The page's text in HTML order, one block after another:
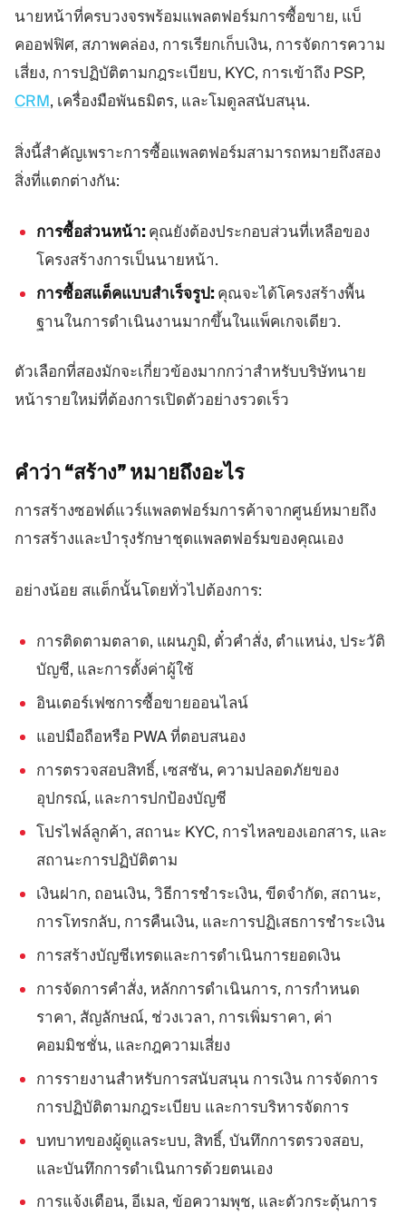
นายหน้าที่ครบวงจรพร้อมแพลตฟอร์มการซื้อขาย, แบ็
คออฟฟิศ, สภาพคล่อง, การเรียกเก็บเงิน, การจัดการความ
เสี่ยง, การปฏิบัติตามกฎระเบียบ, KYC, การเข้าถึง PSP,
CRM, เครื่องมือพันธมิตร, และโมดูลสนับสนุน.
สิ่งนี้สำคัญเพราะการซื้อแพลตฟอร์มสามารถหมายถึงสอง
สิ่งที่แตกต่างกัน:
การซื้อส่วนหน้า:คุณยังต้องประกอบส่วนที่เหลือของ
โครงสร้างการเป็นนายหน้า.
การซื้อสแต็คแบบสำเร็จรูป:คุณจะได้โครงสร้างพื้น
ฐานในการดำเนินงานมากขึ้นในแพ็คเกจเดียว.
ตัวเลือกที่สองมักจะเกี่ยวข้องมากกว่าสำหรับบริษัทนาย
หน้ารายใหม่ที่ต้องการเปิดตัวอย่างรวดเร็ว
คำว่า “สร้าง”หมายถึงอะไร
การสร้างซอฟต์แวร์แพลตฟอร์มการค้าจากศูนย์หมายถึง
การสร้างและบำรุงรักษาชุดแพลตฟอร์มของคุณเอง
อย่างน้อย สแต็กนั้นโดยทั่วไปต้องการ:
การติดตามตลาด, แผนภูมิ, ตั๋วคำสั่ง, ตำแหน่ง, ประวัติ
บัญชี, และการตั้งค่าผู้ใช้
อินเตอร์เฟซการซื้อขายออนไลน์
แอปมือถือหรือ PWA ที่ตอบสนอง
การตรวจสอบสิทธิ์, เซสชัน, ความปลอดภัยของ
อุปกรณ์, และการปกป้องบัญชี
โปรไฟล์ลูกค้า, สถานะ KYC, การไหลของเอกสาร, และ
สถานะการปฏิบัติตาม
เงินฝาก, ถอนเงิน, วิธีการชำระเงิน, ขีดจำกัด, สถานะ,
การโทรกลับ, การคืนเงิน, และการปฏิเสธการชำระเงิน
การสร้างบัญชีเทรดและการดำเนินการยอดเงิน
การจัดการคำสั่ง, หลักการดำเนินการ, การกำหนด
ราคา, สัญลักษณ์, ช่วงเวลา, การเพิ่มราคา, ค่า
คอมมิชชั่น, และกฎความเสี่ยง
การรายงานสำหรับการสนับสนุน การเงิน การจัดการ
การปฏิบัติตามกฎระเบียบ และการบริหารจัดการ
บทบาทของผู้ดูแลระบบ, สิทธิ์, บันทึกการตรวจสอบ,
และบันทึกการดำเนินการด้วยตนเอง
การแจ้งเตือน, อีเมล, ข้อความพุช, และตัวกระตุ้นการ